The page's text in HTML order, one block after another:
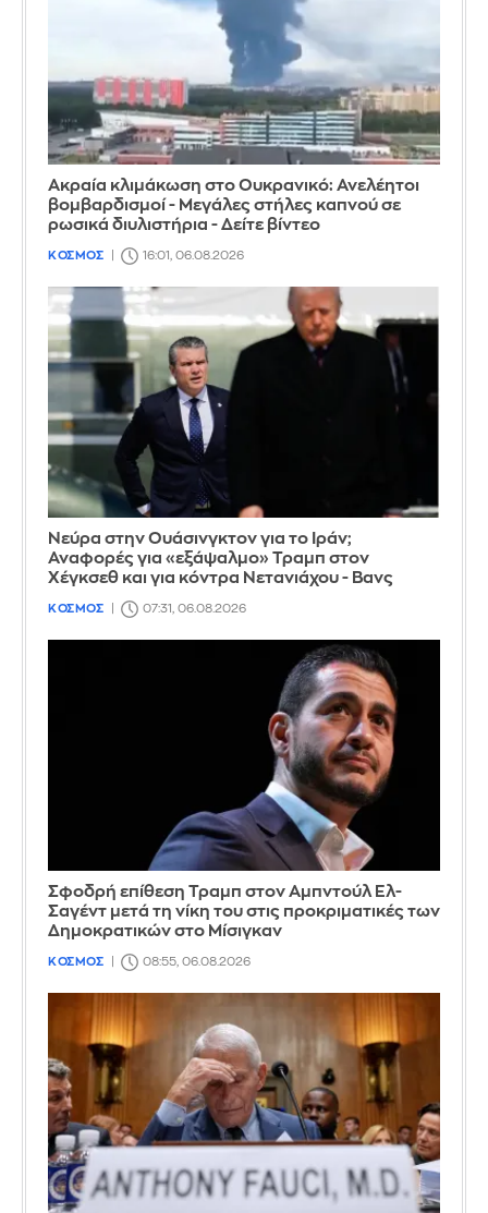
Ακραία κλιμάκωση στο Ουκρανικό: Ανελέητοι
βομβαρδισμοί - Μεγάλες στήλες καπνού σε
ρωσικά διυλιστήρια - Δείτε βίντεο
ΚΟΣΜΟΣ 16:01, 06.08.2026
Νεύρα στην Ουάσινγκτον για το Ιράν;
Αναφορές για «εξάψαλμο» Τραμπ στον
Χέγκσεθ και για κόντρα Νετανιάχου - Βανς
ΚΟΣΜΟΣ 07:31, 06.08.2026
Σφοδρή επίθεση Τραμπ στον Αμπντούλ Ελ-
Σαγέντ μετά τη νίκη του στις προκριματικές των
Δημοκρατικών στο Μίσιγκαν
ΚΟΣΜΟΣ 08:55, 06.08.2026